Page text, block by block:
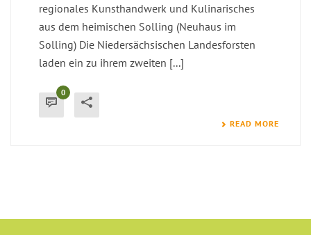
regionales Kunsthandwerk und Kulinarisches
aus dem heimischen Solling (Neuhaus im
Solling) Die Niedersächsischen Landesforsten
laden ein zu ihrem zweiten [...]
0
READ MORE